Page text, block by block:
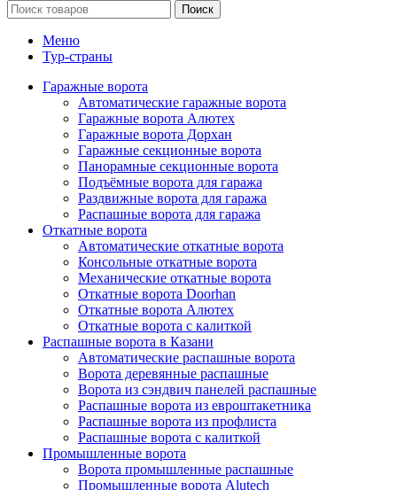
Поиск
Меню
Тур-страны
Гаражные ворота
Автоматические гаражные ворота
Гаражные ворота Алютех
Гаражные ворота Дорхан
Гаражные секционные ворота
Панорамные секционные ворота
Подъёмные ворота для гаража
Раздвижные ворота для гаража
Распашные ворота для гаража
Откатные ворота
Автоматические откатные ворота
Консольные откатные ворота
Механические откатные ворота
Откатные ворота Doorhan
Откатные ворота Алютех
Откатные ворота с калиткой
Распашные ворота в Казани
Автоматические распашные ворота
Ворота деревянные распашные
Ворота из сэндвич панелей распашные
Распашные ворота из евроштакетника
Распашные ворота из профлиста
Распашные ворота с калиткой
Промышленные ворота
Ворота промышленные распашные
Промышленные ворота Alutech